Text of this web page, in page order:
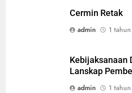
Cermin Retak
admin
1
Kebijaksanaan
Lanskap
admin
1